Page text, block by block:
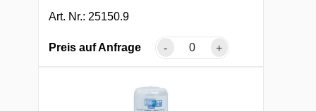
Art. Nr.: 25150.9
Preis auf Anfrage - +